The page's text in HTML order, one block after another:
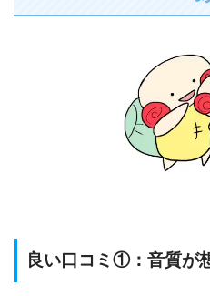
良い口コミ①：音質が